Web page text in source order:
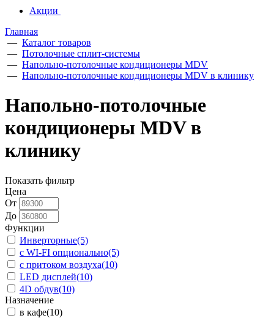
Акции
Главная
— Каталог товаров
— Потолочные сплит-системы
— Напольно-потолочные кондиционеры MDV
— Напольно-потолочные кондиционеры MDV в клинику
Напольно-потолочные
кондиционеры MDV в
клинику
Показать фильтр
Цена
От
До
Функции
Инверторные(5)
с WI-FI опционально(5)
с притоком воздуха(10)
LED дисплей(10)
4D обдув(10)
Назначение
в кафе(10)